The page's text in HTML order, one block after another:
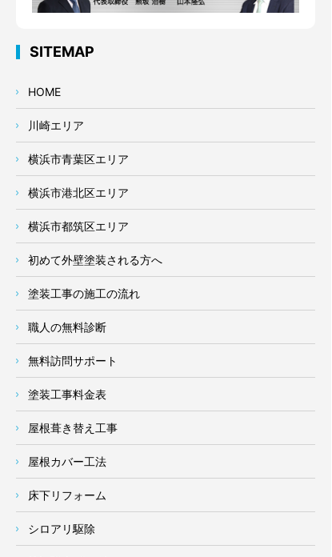
SITEMAP
HOME
川崎エリア
横浜市青葉区エリア
横浜市港北区エリア
横浜市都筑区エリア
初めて外壁塗装される方へ
塗装工事の施工の流れ
職人の無料診断
無料訪問サポート
塗装工事料金表
屋根葺き替え工事
屋根カバー工法
床下リフォーム
シロアリ駆除